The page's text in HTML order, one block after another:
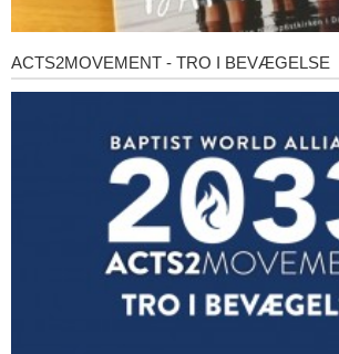
Acts2Movement
ACTS2MOVEMENT - TRO I BEVÆGELSE